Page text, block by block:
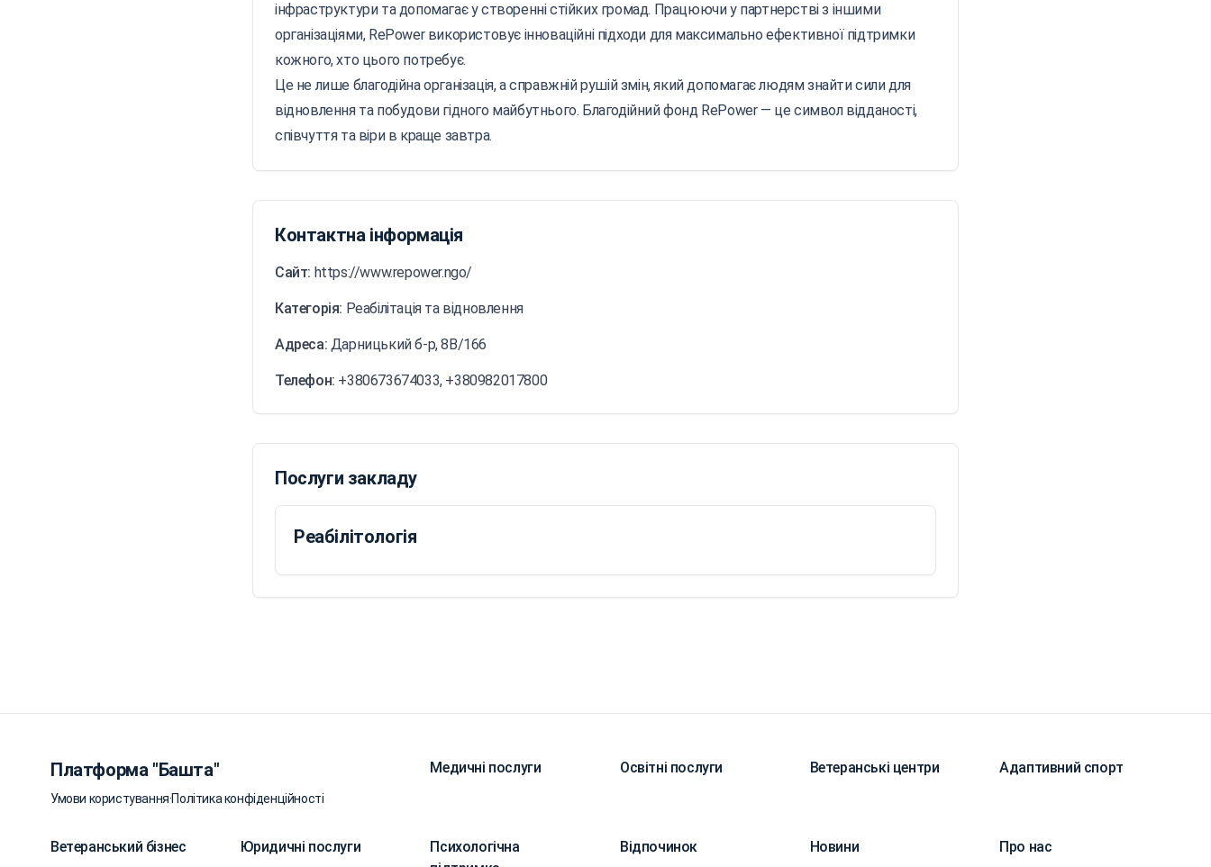
інфраструктури та допомагає у створенні стійких громад. Працюючи у партнерстві з іншими
організаціями, RePower використовує інноваційні підходи для максимально ефективної підтримки
кожного, хто цього потребує.
Це не лише благодійна організація, а справжній рушій змін, який допомагає людям знайти сили для
відновлення та побудови гідного майбутнього. Благодійний фонд RePower — це символ відданості,
співчуття та віри в краще завтра.
Контактна інформація
Сайт: https://www.repower.ngo/
Категорія: Реабілітація та відновлення
Адреса: Дарницький б-р, 8В/166
Телефон: +380673674033, +380982017800
Послуги закладу
Реабілітологія
Платформа "Башта"
Умови користування·Політика конфіденційності
Медичні послуги Освітні послуги Ветеранські центри Адаптивний спорт
Ветеранський бізнес Юридичні послуги
Психологічна
Відпочинок Новини Про нас